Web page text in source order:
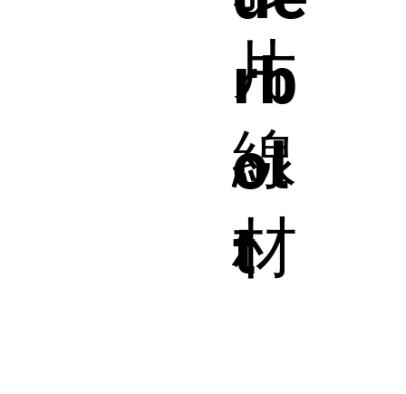
rb
ol
t
片
線
材